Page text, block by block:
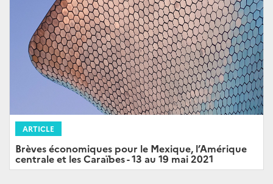
ARTICLE
Brèves économiques pour le Mexique, l’Amérique
centrale et les Caraïbes - 13 au 19 mai 2021